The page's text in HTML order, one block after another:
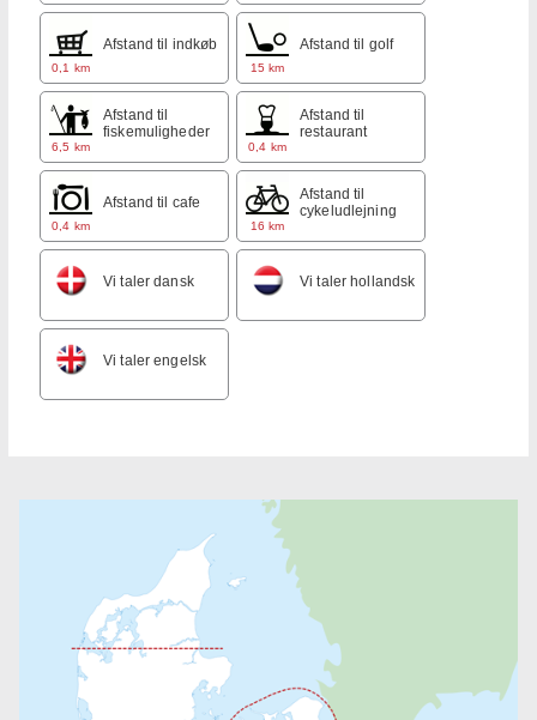
0,1 km
Afstand til indkøb
15 km
Afstand til golf
6,5 km
Afstand til
fiskemuligheder
0,4 km
Afstand til
restaurant
0,4 km
Afstand til cafe
16 km
Afstand til
cykeludlejning
Vi taler dansk Vi taler hollandsk
Vi taler engelsk